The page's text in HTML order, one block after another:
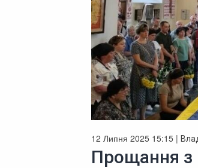
12 Липня 2025 15:15 |
Прощання з